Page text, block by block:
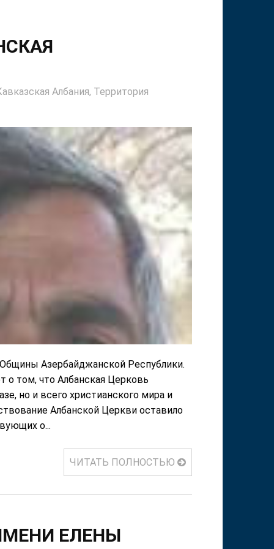
Албания, Территория
Азербайджанской Республики.
том, что Албанская Церковь
но и всего христианского мира и
Албанской Церкви оставило
о...
ЧИТАТЬ ПОЛНОСТЬЮ
ЕЛЕНЫ